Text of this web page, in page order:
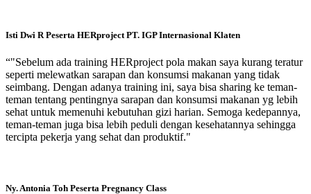
Isti Dwi RPeserta HERproject PT. IGP Internasional Klaten
“"Sebelum ada training HERproject pola makan saya kurang teratur
seperti melewatkan sarapan dan konsumsi makanan yang tidak
seimbang. Dengan adanya training ini, saya bisa sharing ke teman-
teman tentang pentingnya sarapan dan konsumsi makanan yg lebih
sehat untuk memenuhi kebutuhan gizi harian. Semoga kedepannya,
teman-teman juga bisa lebih peduli dengan kesehatannya sehingga
tercipta pekerja yang sehat dan produktif."
Ny. Antonia Toh Peserta Pregnancy Class